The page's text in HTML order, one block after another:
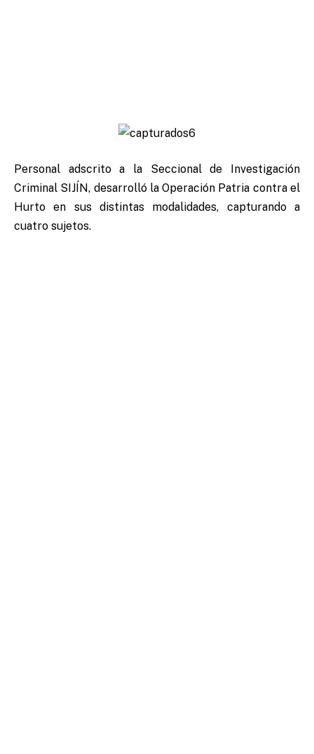
Personal adscrito a la Seccional de Investigación
Criminal SIJÍN, desarrolló la Operación Patria contra el
Hurto en sus distintas modalidades, capturando a
cuatro sujetos.